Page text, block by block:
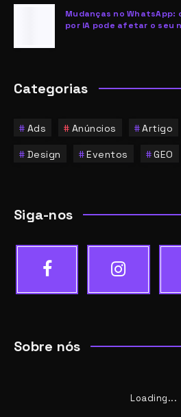
Mudanças no WhatsApp:
por IA pode afetar o seu
Categorias
Ads Anúncios Artigo
Design Eventos GEO
Siga-nos
Sobre nós
Loading...